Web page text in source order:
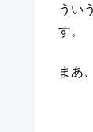
うい
す。
まあ